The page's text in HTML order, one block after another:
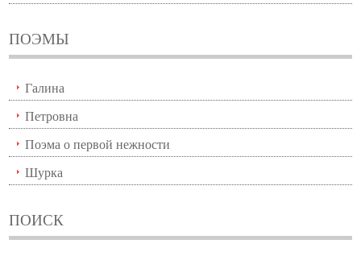
ПОЭМЫ
Галина
Петровна
Поэма о первой нежности
Шурка
ПОИСК